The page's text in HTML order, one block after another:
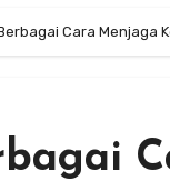
Cara Menjaga